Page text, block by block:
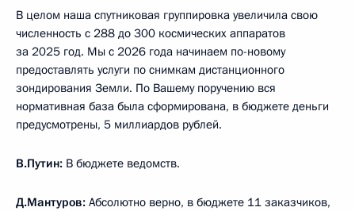
В целом наша спутниковая группировка увеличила свою
численность с 288 до 300 космических аппаратов
за 2025 год. Мы с 2026 года начинаем по-новому
предоставлять услуги по снимкам дистанционного
зондирования Земли. По Вашему поручению вся
нормативная база была сформирована, в бюджете деньги
предусмотрены, 5 миллиардов рублей.
В.Путин: В бюджете ведомств.
Д.Мантуров: Абсолютно верно, в бюджете 11 заказчиков,